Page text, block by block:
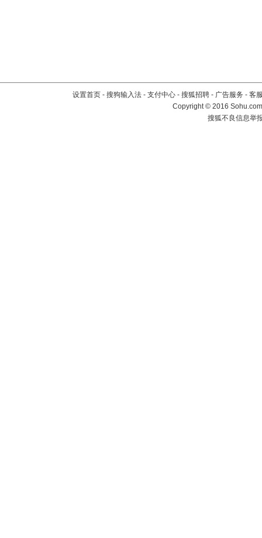
设置首页 - 搜狗输入法 - 支付中心 - 搜狐招聘 - 广告服务 - 客
Copyright©2016
搜狐不良信息举